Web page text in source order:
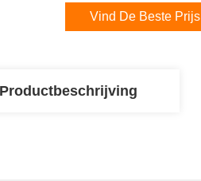
Vind De Beste Prijs
Productbeschrijving